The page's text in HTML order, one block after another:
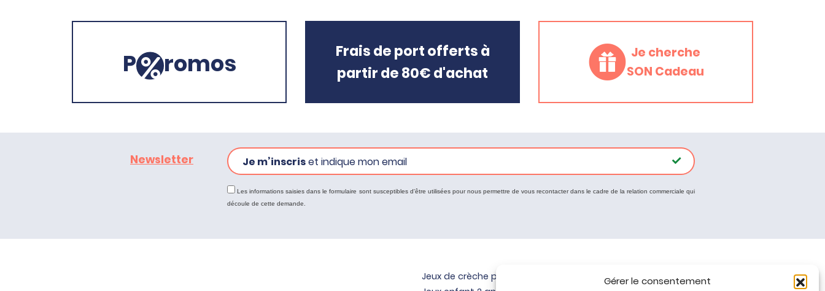
Gérer le consentement
P romos
Frais de port offerts à
partir de 80€ d'achat
Je cherche
SON Cadeau
Newsletter Je m’inscriset indique mon email
Les informations saisies dans le formulaire sont susceptibles d'être utilisées pour nous permettre de vous recontacter dans le cadre de la relation commerciale qui
découle de cette demande.
Jeux de crèche pour bébé
Tous nos produits